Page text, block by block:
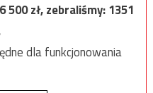
500zł, zebraliśmy:1351
dla funkcjonowania